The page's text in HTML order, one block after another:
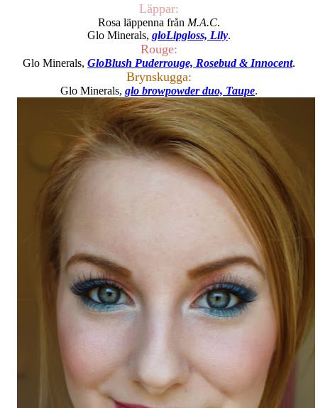
Läppar:
Rosa läppenna från M.A.C.
Glo Minerals, gloLipgloss, Lily.
Rouge:
Glo Minerals, GloBlush Puderrouge, Rosebud & Innocent.
Brynskugga:
Glo Minerals, glo browpowder duo, Taupe.